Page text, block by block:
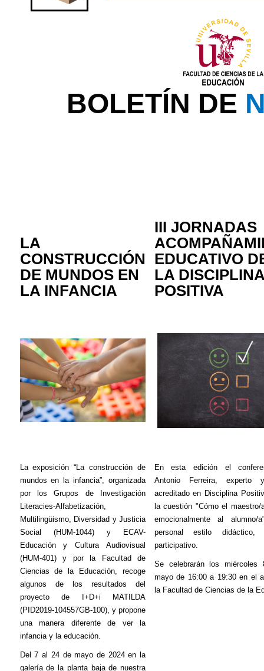
BOLETÍN DE
LA
CONSTRUCCIÓN
DE MUNDOS EN
LA INFANCIA
III JORNADAS
EDUCATIVO
LA DISCIPLINA
POSITIVA
La exposición “La construcción de
mundos en la infancia”, organizada
por los Grupos de Investigación
Literacies-Alfabetización,
Multilingüismo, Diversidad y Justicia
Social (HUM-1044) y ECAV-
Educación y Cultura Audiovisual
(HUM-401) y por la Facultad de
Ciencias de la Educación, recoge
algunos de los resultados del
proyecto de I+D+i MATILDA
(PID2019-104557GB-100), y propone
una manera diferente de ver la
infancia y la educación.
Del 7 al 24 de mayo de 2024 en la
galería de la planta baja de nuestra
En esta edición el
Antonio Ferreira, experto
acreditado en Disciplina
la cuestión "Cómo el maestro/
emocionalmente al
personal estilo
participativo.
Se celebrarán los
mayo de 16:00 a 19:30 en el
la Facultad de Ciencias de la